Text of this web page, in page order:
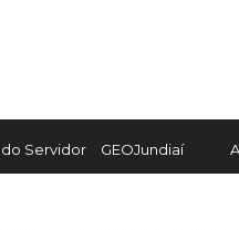
Servidor GEOJundiaí